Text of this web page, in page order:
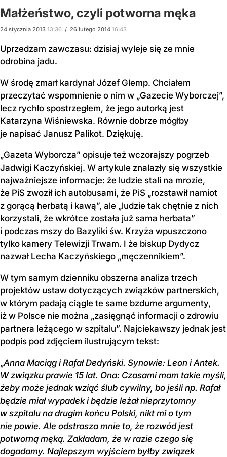
Małżeństwo, czyli potworna męka
24 stycznia 2013 13:36 / 26 lutego 2014 16:43
Uprzedzam zawczasu: dzisiaj wyleje się ze mnie
odrobina jadu.
W środę zmarł kardynał Józef Glemp. Chciałem
przeczytać wspomnienie o nim w „Gazecie Wyborczej”,
lecz rychło spostrzegłem, że jego autorką jest
Katarzyna Wiśniewska. Równie dobrze mógłby
je napisać Janusz Palikot. Dziękuję.
„Gazeta Wyborcza” opisuje też wczorajszy pogrzeb
Jadwigi Kaczyńskiej. W artykule znalazły się wszystkie
najważniejsze informacje: że ludzie stali na mrozie,
że PiS zwoził ich autobusami, że PiS „rozstawił namiot
z gorącą herbatą i kawą”, ale „ludzie tak chętnie z nich
korzystali, że wkrótce została już sama herbata”
i podczas mszy do Bazyliki św. Krzyża wpuszczono
tylko kamery Telewizji Trwam. I że biskup Dydycz
nazwał Lecha Kaczyńskiego „męczennikiem”.
W tym samym dzienniku obszerna analiza trzech
projektów ustaw dotyczących związków partnerskich,
w którym padają ciągle te same bzdurne argumenty,
iż w Polsce nie można „zasięgnąć informacji o zdrowiu
partnera leżącego w szpitalu”. Najciekawszy jednak jest
podpis pod zdjęciem ilustrującym tekst:
„Anna Maciąg i Rafał Dedyński. Synowie: Leon i Antek.
W związku prawie 15 lat. Ona: Czasami mam takie myśli,
żeby może jednak wziąć ślub cywilny, bo jeśli np. Rafał
będzie miał wypadek i będzie leżał nieprzytomny
w szpitalu na drugim końcu Polski, nikt mi o tym
nie powie. Ale odstrasza mnie to, że rozwód jest
potworną męką. Zakładam, że w razie czego się
dogadamy. Najlepszym wyjściem byłby związek